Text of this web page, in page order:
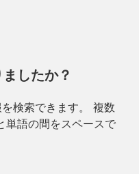
したか？
検索できます。 複数
単語の間をスペースで